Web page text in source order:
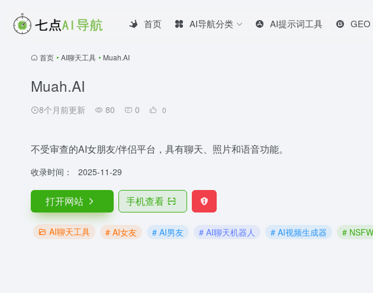
首页 AI导航分类 AI提示词工具 GEO
首页 • AI聊天工具 • Muah.AI
Muah.AI
8个月前更新 80 0 0
不受审查的AI女朋友/伴侣平台，具有聊天、照片和语音功能。
收录时间： 2025-11-29
打开网站 手机查看
AI聊天工具 # AI女友 # AI男友 # AI聊天机器人 # AI视频生成器 # NSFW